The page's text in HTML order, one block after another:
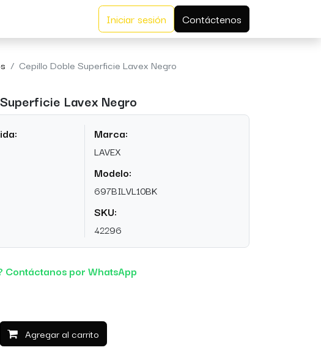
Iniciar sesión Contáctenos
Cepillo Doble Superficie Lavex Negro
Lavex Negro
Marca:
LAVEX
Modelo:
697BILVL10BK
SKU:
42296
Contáctanos por WhatsApp
Agregar al carrito